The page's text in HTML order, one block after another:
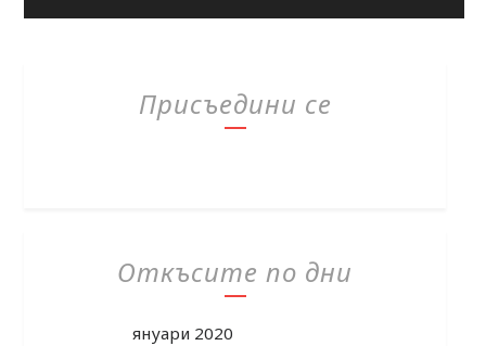
Присъедини се
Откъсите по дни
януари 2020